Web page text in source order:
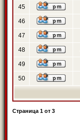
45
46
47
48
49
50
Страница 1 от 3